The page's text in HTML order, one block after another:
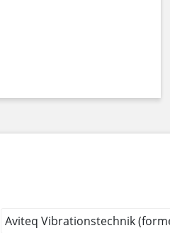
Aviteq Vibrationstechnik